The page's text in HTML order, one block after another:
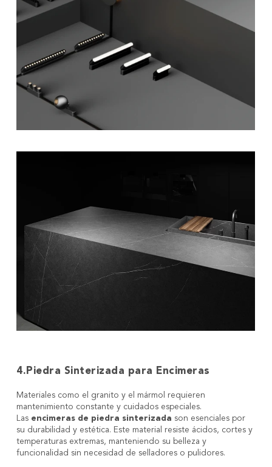
4.Piedra Sinterizada para Encimeras
Materiales como el granito y el mármol requieren
mantenimiento constante y cuidados especiales.
Las encimeras de piedra sinterizada son esenciales por
su durabilidad y estética. Este material resiste ácidos, cortes y
temperaturas extremas, manteniendo su belleza y
funcionalidad sin necesidad de selladores o pulidores.